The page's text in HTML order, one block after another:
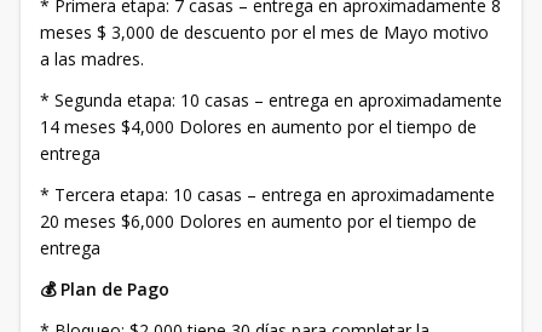
* Primera etapa: 7 casas – entrega en aproximadamente 8
meses $ 3,000 de descuento por el mes de Mayo motivo
a las madres.
* Segunda etapa: 10 casas – entrega en aproximadamente
14 meses $4,000 Dolores en aumento por el tiempo de
entrega
* Tercera etapa: 10 casas – entrega en aproximadamente
20 meses $6,000 Dolores en aumento por el tiempo de
entrega
💰 Plan de Pago